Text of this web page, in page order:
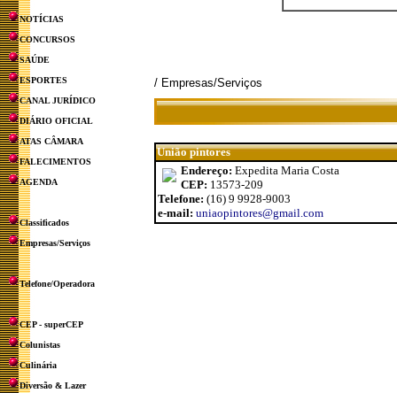
NOTÍCIAS
CONCURSOS
SAÚDE
ESPORTES
CANAL JURÍDICO
DIÁRIO OFICIAL
ATAS CÂMARA
FALECIMENTOS
AGENDA
Classificados
Empresas/Serviços
Telefone/Operadora
CEP - superCEP
Colunistas
Culinária
Diversão & Lazer
/ Empresas/Serviços
União pintores
Endereço: Expedita Maria Costa
CEP: 13573-209
Telefone: (16) 9 9928-9003
e-mail: uniaopintores@gmail.com